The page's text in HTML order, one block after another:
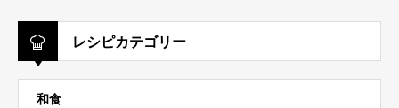
レシピカテゴリー
和食